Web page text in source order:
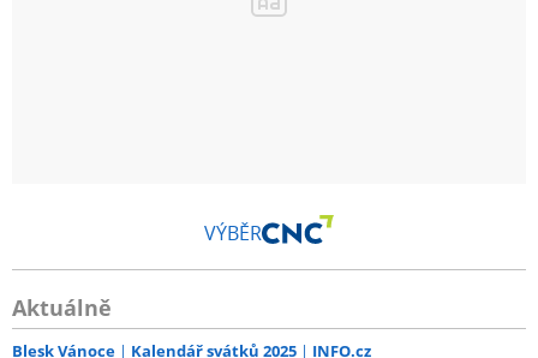
VÝBĚR
Aktuálně
Blesk Vánoce Kalendář svátků 2025 INFO.cz